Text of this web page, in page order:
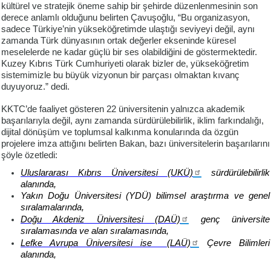
kültürel ve stratejik öneme sahip bir şehirde düzenlenmesinin son
derece anlamlı olduğunu belirten Çavuşoğlu, “Bu organizasyon,
sadece Türkiye’nin yükseköğretimde ulaştığı seviyeyi değil, aynı
zamanda Türk dünyasının ortak değerler ekseninde küresel
meselelerde ne kadar güçlü bir ses olabildiğini de göstermektedir.
Kuzey Kıbrıs Türk Cumhuriyeti olarak bizler de, yükseköğretim
sistemimizle bu büyük vizyonun bir parçası olmaktan kıvanç
duyuyoruz.” dedi.
KKTC’de faaliyet gösteren 22 üniversitenin yalnızca akademik
başarılarıyla değil, aynı zamanda sürdürülebilirlik, iklim farkındalığı,
dijital dönüşüm ve toplumsal kalkınma konularında da özgün
projelere imza attığını belirten Bakan, bazı üniversitelerin başarılarını
şöyle özetledi:
Uluslararası Kıbrıs Üniversitesi (UKÜ)
sürdürülebilirlik
alanında,
Yakın Doğu Üniversitesi (YDÜ) bilimsel araştırma ve genel
sıralamalarında,
Doğu Akdeniz Üniversitesi (DAÜ)
genç üniversite
sıralamasında ve alan sıralamasında,
Lefke Avrupa Üniversitesi ise (LAÜ)
Çevre Bilimleri
alanında,